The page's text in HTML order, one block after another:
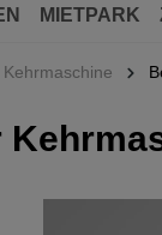
MIETPARK
Kehrmaschine